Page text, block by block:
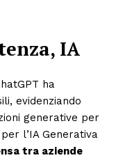
IA
ha
evidenziando
generative per
l’IA Generativa
tra aziende